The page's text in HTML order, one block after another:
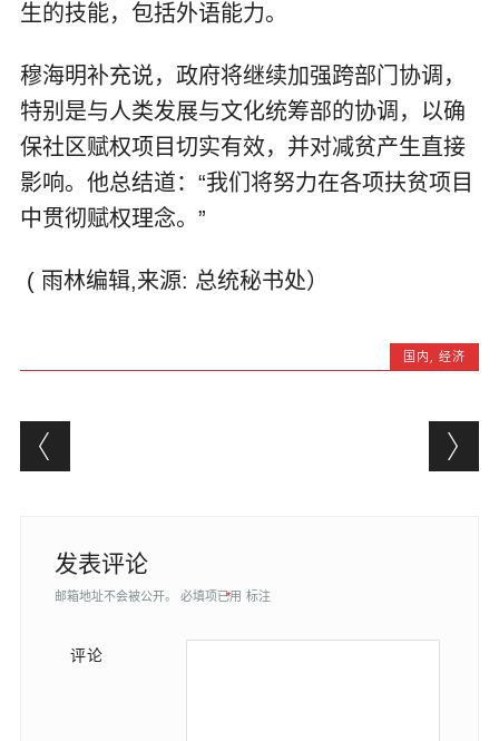
生的技能，包括外语能力。
穆海明补充说，政府将继续加强跨部门协调，
特别是与人类发展与文化统筹部的协调，以确
保社区赋权项目切实有效，并对减贫产生直接
影响。他总结道：“我们将努力在各项扶贫项目
中贯彻赋权理念。”
( 雨林编辑,来源: 总统秘书处）
国内,经济
Post navigation
发表评论
邮箱地址不会被公开。 必填项已用
* 标注
评论